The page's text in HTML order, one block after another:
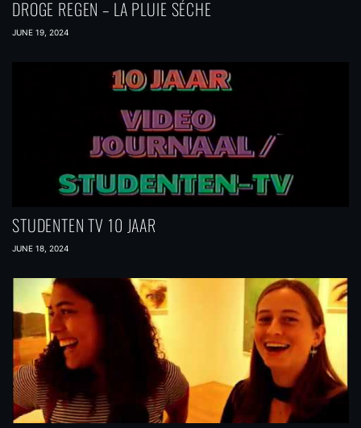
DROGE REGEN – LA PLUIE SÉCHE
JUNE 19, 2024
STUDENTEN TV 10 JAAR
JUNE 18, 2024